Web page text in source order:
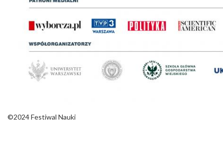
©2024 Festiwal Nauki